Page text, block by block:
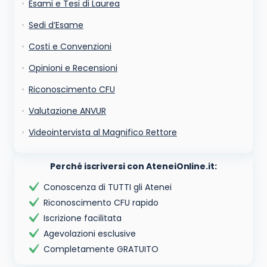
Esami e Tesi di Laurea
Sedi d’Esame
Costi e Convenzioni
Opinioni e Recensioni
Riconoscimento CFU
Valutazione ANVUR
Videointervista al Magnifico Rettore
Perché iscriversi con AteneiOnline.it:
Conoscenza di TUTTI gli Atenei
Riconoscimento CFU rapido
Iscrizione facilitata
Agevolazioni esclusive
Completamente GRATUITO